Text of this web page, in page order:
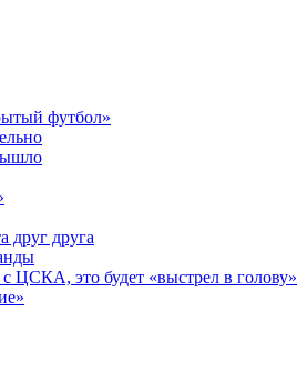
футбол»
друг друга
ЦСКА, это будет «выстрел в голову»